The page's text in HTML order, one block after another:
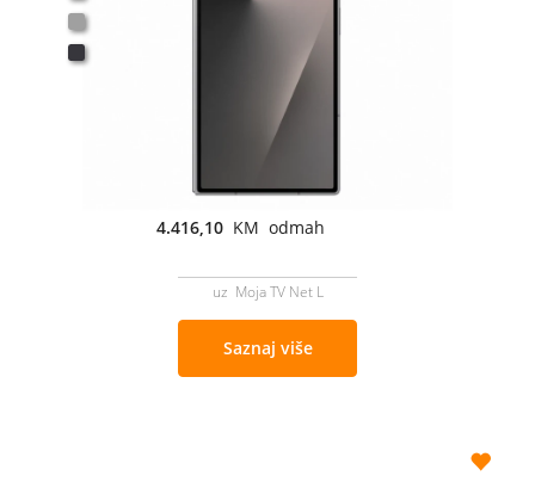
4.416,10 KM odmah
uz Moja TV Net L
Saznaj više